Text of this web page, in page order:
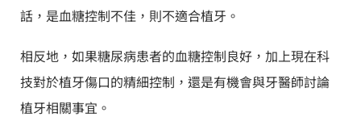
話，是血糖控制不佳，則不適合植牙。
相反地，如果糖尿病患者的血糖控制良好，加上現在科
技對於植牙傷口的精細控制，還是有機會與牙醫師討論
植牙相關事宜。